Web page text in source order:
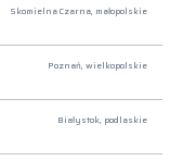
Skomielna Czarna, małopolskie
Poznań, wielkopolskie
Białystok, podlaskie